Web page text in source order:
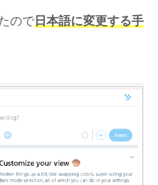
ので 日本語に変更する手